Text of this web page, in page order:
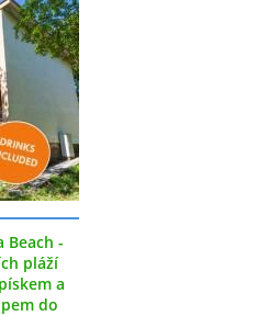
Beach -
pláží
a
do